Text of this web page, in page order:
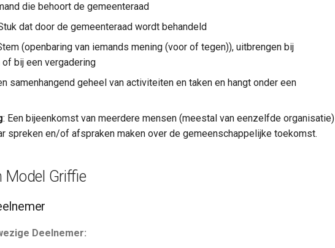
die behoort de gemeenteraad
dat door de gemeenteraad wordt behandeld
(openbaring van iemands mening (voor of tegen)), uitbrengen bij
bij een vergadering
samenhangend geheel van activiteiten en taken en hangt onder een
: Een bijeenkomst van meerdere mensen (meestal van eenzelfde organisatie)
spreken en/of afspraken maken over de gemeenschappelijke toekomst.
Model Griffie
Deelnemer: